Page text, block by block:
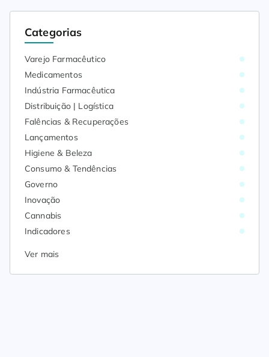
Categorias
Varejo Farmacêutico
Medicamentos
Indústria Farmacêutica
Distribuição | Logística
Falências & Recuperações
Lançamentos
Higiene & Beleza
Consumo & Tendências
Governo
Inovação
Cannabis
Indicadores
Ver mais